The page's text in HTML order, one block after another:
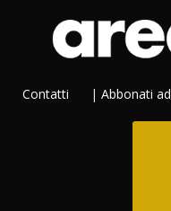
Contatti | Abbonati